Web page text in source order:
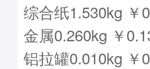
综合纸1.530kg ￥
金属0.260kg ￥
铝拉罐0.010kg ￥